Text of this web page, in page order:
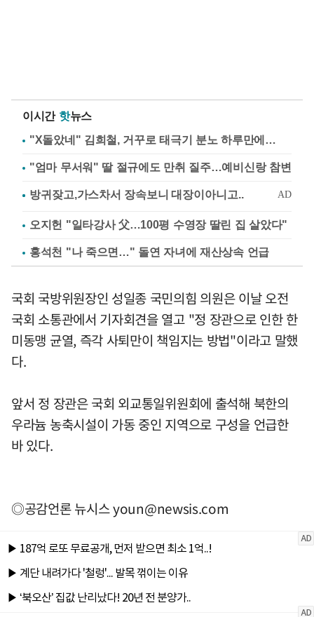
이시간 핫뉴스
"X돌았네" 김희철, 거꾸로 태극기 분노 하루만에…
"엄마 무서워" 딸 절규에도 만취 질주…예비신랑 참변
오지헌 "일타강사 父…100평 수영장 딸린 집 살았다"
홍석천 "나 죽으면…" 돌연 자녀에 재산상속 언급
국회 국방위원장인 성일종 국민의힘 의원은 이날 오전
국회 소통관에서 기자회견을 열고 "정 장관으로 인한 한
미동맹 균열, 즉각 사퇴만이 책임지는 방법"이라고 말했
다.
앞서 정 장관은 국회 외교통일위원회에 출석해 북한의
우라늄 농축시설이 가동 중인 지역으로 구성을 언급한
바 있다.
◎공감언론 뉴시스youn@newsis.com